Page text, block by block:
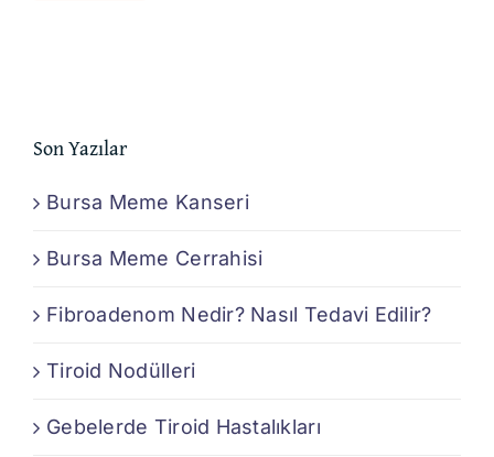
Son Yazılar
Bursa Meme Kanseri
Bursa Meme Cerrahisi
Fibroadenom Nedir? Nasıl Tedavi Edilir?
Tiroid Nodülleri
Gebelerde Tiroid Hastalıkları